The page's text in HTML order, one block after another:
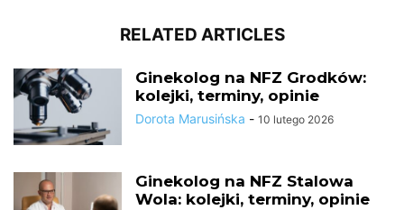
RELATED ARTICLES
Ginekolog na NFZ Grodków:
kolejki, terminy, opinie
Dorota Marusińska - 10 lutego 2026
Ginekolog na NFZ Stalowa
Wola: kolejki, terminy, opinie